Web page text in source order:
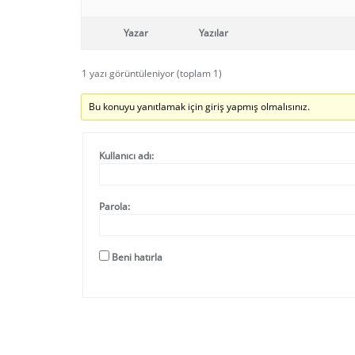
Yazar Yazılar
1 yazı görüntüleniyor (toplam 1)
Bu konuyu yanıtlamak için giriş yapmış olmalısınız.
Kullanıcı adı:
Parola:
Beni hatırla